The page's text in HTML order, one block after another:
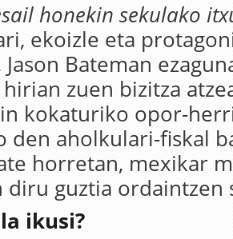
honekin sekulako
ekoizle eta
Jason Bateman
hirian zuen bizitza
kokaturiko opor-
den aholkulari-fiskal
horretan, mexikar
diru guztia ordaintzen
ikusi?